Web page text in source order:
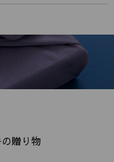
贈り物